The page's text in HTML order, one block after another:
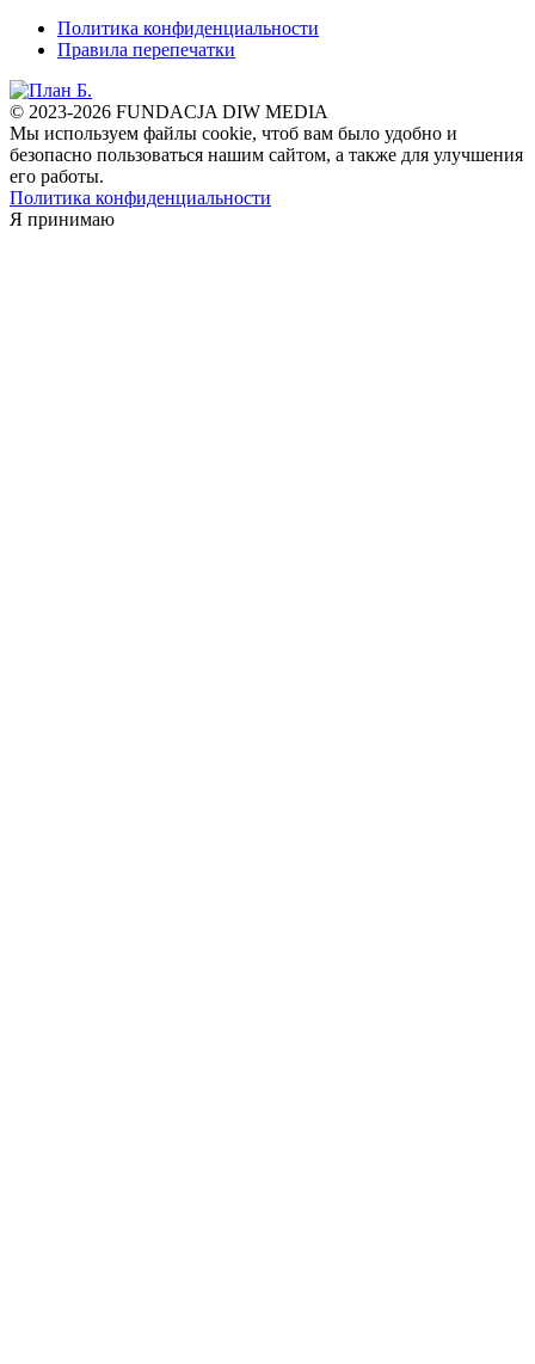
Политика конфиденциальности
Правила перепечатки
© 2023-2026 FUNDACJA DIW MEDIA
Мы используем файлы cookie, чтоб вам было удобно и
безопасно пользоваться нашим сайтом, а также для улучшения
его работы.
Политика конфиденциальности
Я принимаю